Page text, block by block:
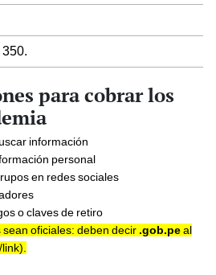
350.
para cobrar los
información
personal
en redes sociales
o claves de retiro
oficiales: deben decir .gob.peal